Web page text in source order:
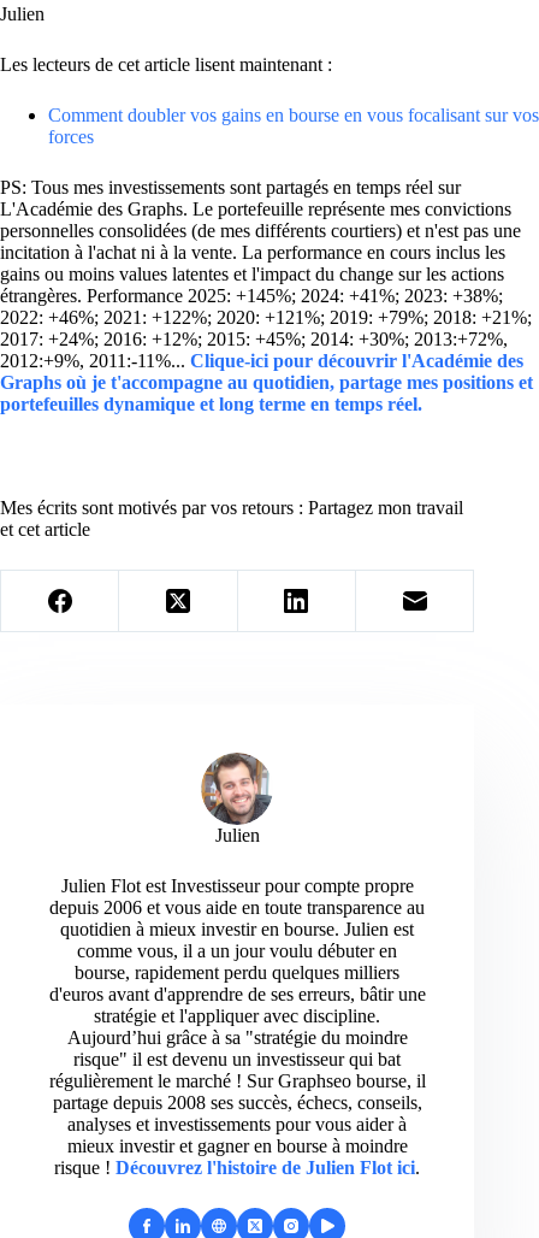
Julien
Les lecteurs de cet article lisent maintenant :
Comment doubler vos gains en bourse en vous focalisant sur vos
forces
PS: Tous mes investissements sont partagés en temps réel sur
L'Académie des Graphs. Le portefeuille représente mes convictions
personnelles consolidées (de mes différents courtiers) et n'est pas une
incitation à l'achat ni à la vente. La performance en cours inclus les
gains ou moins values latentes et l'impact du change sur les actions
étrangères. Performance 2025: +145%; 2024: +41%; 2023: +38%;
2022: +46%; 2021: +122%; 2020: +121%; 2019: +79%; 2018: +21%;
2017: +24%; 2016: +12%; 2015: +45%; 2014: +30%; 2013:+72%,
2012:+9%, 2011:-11%... Clique-ici pour découvrir l'Académie des
Graphs où je t'accompagne au quotidien, partage mes positions et
portefeuilles dynamique et long terme en temps réel.
Mes écrits sont motivés par vos retours : Partagez mon travail
et cet article
Julien
Julien Flot est Investisseur pour compte propre
depuis 2006 et vous aide en toute transparence au
quotidien à mieux investir en bourse. Julien est
comme vous, il a un jour voulu débuter en
bourse, rapidement perdu quelques milliers
d'euros avant d'apprendre de ses erreurs, bâtir une
stratégie et l'appliquer avec discipline.
Aujourd’hui grâce à sa "stratégie du moindre
risque" il est devenu un investisseur qui bat
régulièrement le marché ! Sur Graphseo bourse, il
partage depuis 2008 ses succès, échecs, conseils,
analyses et investissements pour vous aider à
mieux investir et gagner en bourse à moindre
risque ! Découvrez l'histoire de Julien Flot ici.